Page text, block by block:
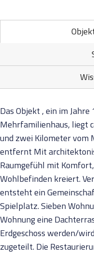
Das Objekt , ein im
Mehrfamilienhaus, liegt
und zwei Kilometer
entfernt Mit
Raumgefühl mit
Wohlbefinden kreiert.
entsteht ein
Spielplatz. Sieben
Wohnung eine
Erdgeschoss werden/
zugeteilt. Die